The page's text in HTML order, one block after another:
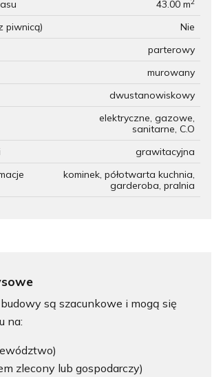
43.00 m
piwnicą)
Nie
parterowy
murowany
dwustanowiskowy
elektryczne, gazowe,
sanitarne, C.O
grawitacyjna
kominek, półotwarta kuchnia,
garderoba, pralnia
są szacunkowe i mogą się
na:
zlecony lub gospodarczy)